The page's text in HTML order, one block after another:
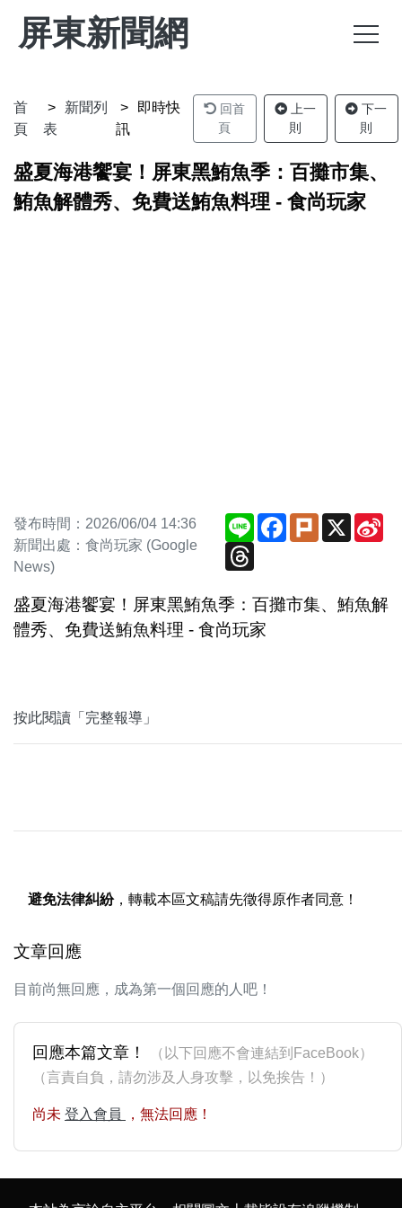
屏東新聞網
首
頁
新聞列
表
即時快
訊
回首
頁
上一
則
下一
則
盛夏海港饗宴！屏東黑鮪魚季：百攤市集、
鮪魚解體秀、免費送鮪魚料理 - 食尚玩家
發布時間：2026/06/04 14:36
新聞出處：食尚玩家 (Google
News)
Line Facebook
Plurk X
盛夏海港饗宴！屏東黑鮪魚季：百攤市集、鮪魚解
體秀、免費送鮪魚料理 - 食尚玩家
按此閱讀「完整報導」
避免法律糾紛，轉載本區文稿請先徵得原作者同意！
文章回應
目前尚無回應，成為第一個回應的人吧！
回應本篇文章！
（以下回應不會連結到FaceBook）
（言責自負，請勿涉及人身攻擊，以免挨告！）
尚未 登入會員 ，無法回應！